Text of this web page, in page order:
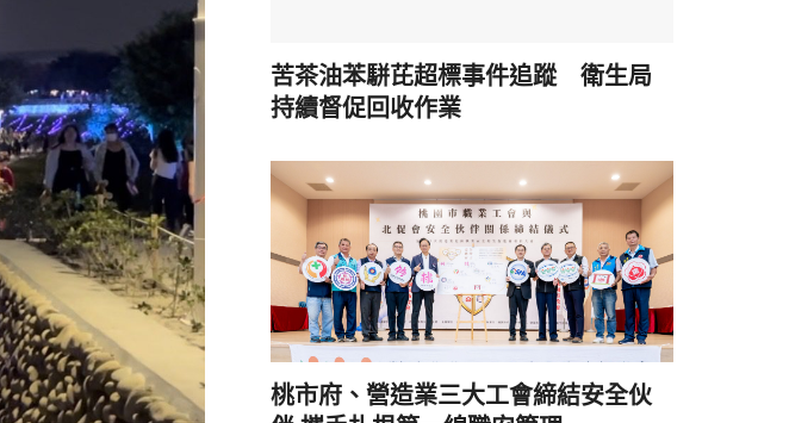
苦茶油苯駢芘超標事件追蹤 衛生局
持續督促回收作業
桃市府、營造業三大工會締結安全伙